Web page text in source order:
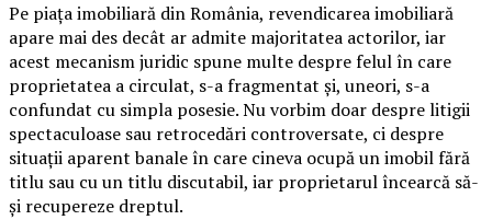
Pe piața imobiliară din România, revendicarea imobiliară
apare mai des decât ar admite majoritatea actorilor, iar
acest mecanism juridic spune multe despre felul în care
proprietatea a circulat, s-a fragmentat și, uneori, s-a
confundat cu simpla posesie. Nu vorbim doar despre litigii
spectaculoase sau retrocedări controversate, ci despre
situații aparent banale în care cineva ocupă un imobil fără
titlu sau cu un titlu discutabil, iar proprietarul încearcă să-
și recupereze dreptul.